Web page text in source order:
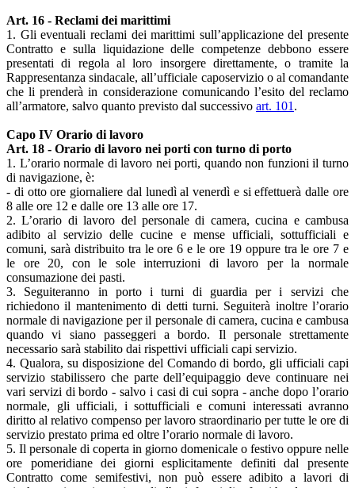
Art. 16 - Reclami dei marittimi
1. Gli eventuali reclami dei marittimi sull’applicazione del presente
Contratto e sulla liquidazione delle competenze debbono essere
presentati di regola al loro insorgere direttamente, o tramite la
Rappresentanza sindacale, all’ufficiale caposervizio o al comandante
che li prenderà in considerazione comunicando l’esito del reclamo
all’armatore, salvo quanto previsto dal successivo art. 101 .
Capo IV Orario di lavoro
Art. 18 - Orario di lavoro nei porti con turno di porto
1. L’orario normale di lavoro nei porti, quando non funzioni il turno
di navigazione, è:
- di otto ore giornaliere dal lunedì al venerdì e si effettuerà dalle ore
8 alle ore 12 e dalle ore 13 alle ore 17.
2. L’orario di lavoro del personale di camera, cucina e cambusa
adibito al servizio delle cucine e mense ufficiali, sottufficiali e
comuni, sarà distribuito tra le ore 6 e le ore 19 oppure tra le ore 7 e
le ore 20, con le sole interruzioni di lavoro per la normale
consumazione dei pasti.
3. Seguiteranno in porto i turni di guardia per i servizi che
richiedono il mantenimento di detti turni. Seguiterà inoltre l’orario
normale di navigazione per il personale di camera, cucina e cambusa
quando vi siano passeggeri a bordo. Il personale strettamente
necessario sarà stabilito dai rispettivi ufficiali capi servizio.
4. Qualora, su disposizione del Comando di bordo, gli ufficiali capi
servizio stabilissero che parte dell’equipaggio deve continuare nei
vari servizi di bordo - salvo i casi di cui sopra - anche dopo l’orario
normale, gli ufficiali, i sottufficiali e comuni interessati avranno
diritto al relativo compenso per lavoro straordinario per tutte le ore di
servizio prestato prima ed oltre l’orario normale di lavoro.
5. Il personale di coperta in giorno domenicale o festivo oppure nelle
ore pomeridiane dei giorni esplicitamente definiti dal presente
Contratto come semifestivi, non può essere adibito a lavori di